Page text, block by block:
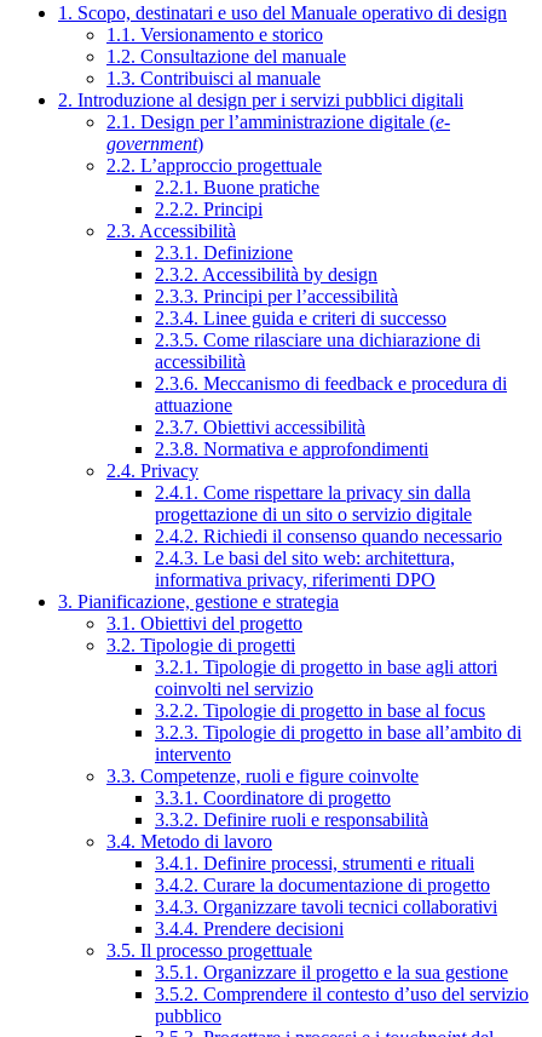
1. Scopo, destinatari e uso del Manuale operativo di design
1.1. Versionamento e storico
1.2. Consultazione del manuale
1.3. Contribuisci al manuale
2. Introduzione al design per i servizi pubblici digitali
2.1. Design per l’amministrazione digitale (e-
government)
2.2. L’approccio progettuale
2.2.1. Buone pratiche
2.2.2. Principi
2.3. Accessibilità
2.3.1. Definizione
2.3.2. Accessibilità by design
2.3.3. Principi per l’accessibilità
2.3.4. Linee guida e criteri di successo
2.3.5. Come rilasciare una dichiarazione di
accessibilità
2.3.6. Meccanismo di feedback e procedura di
attuazione
2.3.7. Obiettivi accessibilità
2.3.8. Normativa e approfondimenti
2.4. Privacy
2.4.1. Come rispettare la privacy sin dalla
progettazione di un sito o servizio digitale
2.4.2. Richiedi il consenso quando necessario
2.4.3. Le basi del sito web: architettura,
informativa privacy, riferimenti DPO
3. Pianificazione, gestione e strategia
3.1. Obiettivi del progetto
3.2. Tipologie di progetti
3.2.1. Tipologie di progetto in base agli attori
coinvolti nel servizio
3.2.2. Tipologie di progetto in base al focus
3.2.3. Tipologie di progetto in base all’ambito di
intervento
3.3. Competenze, ruoli e figure coinvolte
3.3.1. Coordinatore di progetto
3.3.2. Definire ruoli e responsabilità
3.4. Metodo di lavoro
3.4.1. Definire processi, strumenti e rituali
3.4.2. Curare la documentazione di progetto
3.4.3. Organizzare tavoli tecnici collaborativi
3.4.4. Prendere decisioni
3.5. Il processo progettuale
3.5.1. Organizzare il progetto e la sua gestione
3.5.2. Comprendere il contesto d’uso del servizio
pubblico